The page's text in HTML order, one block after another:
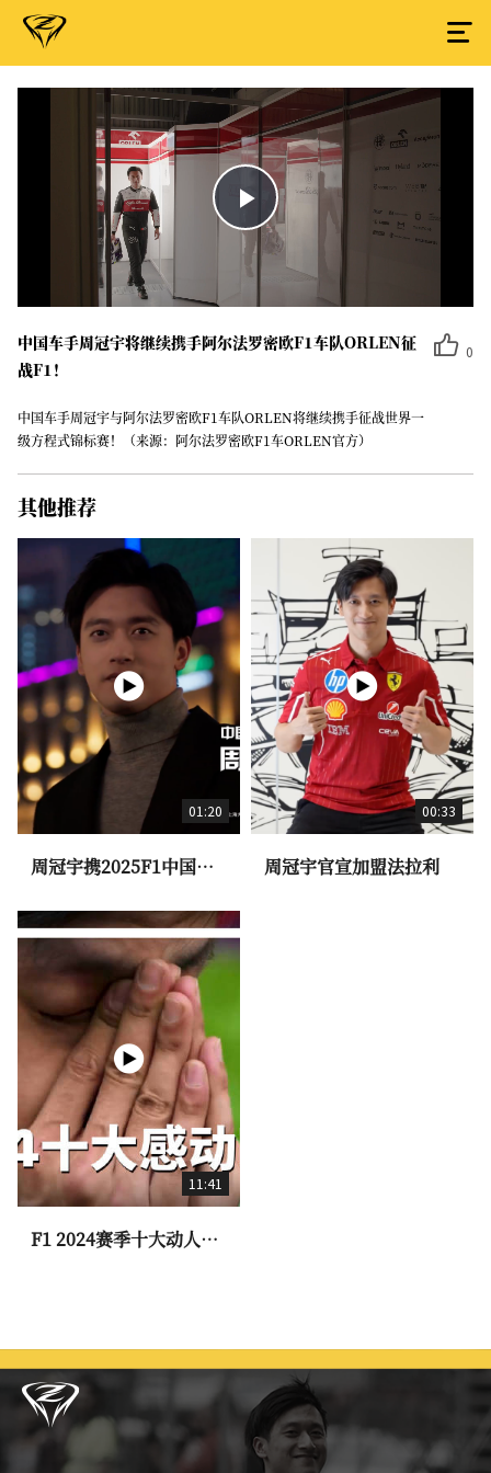
Play
Video
中国车手周冠宇将继续携手阿尔法罗密欧F1车队ORLEN征
战F1！
中国车手周冠宇与阿尔法罗密欧F1车队ORLEN将继续携手征战世界一
级方程式锦标赛！（来源：阿尔法罗密欧F1车ORLEN官方）
0
其他推荐
01:20
周冠宇携2025F1中国大
00:33
周冠宇官宣加盟法拉利
11:41
F1 2024赛季十大动人时